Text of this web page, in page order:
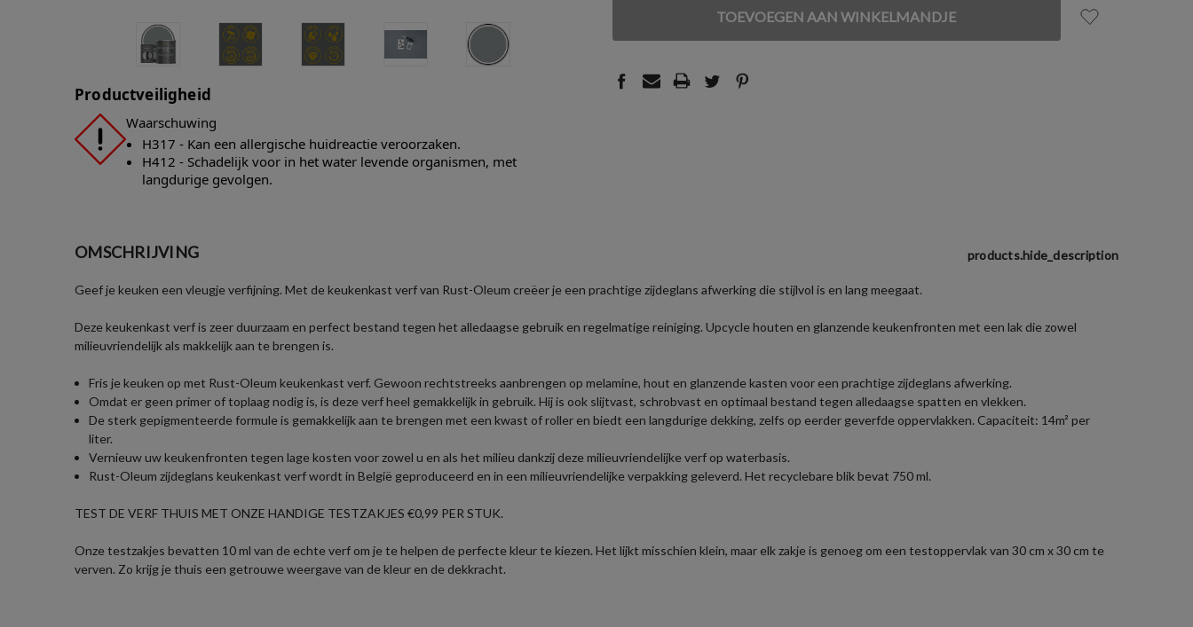
Productveiligheid
Waarschuwing
H317 - Kan een allergische huidreactie veroorzaken.
H412 - Schadelijk voor in het water levende organismen, met
langdurige gevolgen.
UNDEFINEDUNDEFINED
OMSCHRIJVING products.hide_description
Geef je keuken een vleugje verfijning. Met de keukenkast verf van Rust-Oleum creëer je een prachtige zijdeglans afwerking die stijlvol is en lang meegaat.
Deze keukenkast verf is zeer duurzaam en perfect bestand tegen het alledaagse gebruik en regelmatige reiniging. Upcycle houten en glanzende keukenfronten met een lak die zowel
milieuvriendelijk als makkelijk aan te brengen is.
Fris je keuken op met Rust-Oleum keukenkast verf. Gewoon rechtstreeks aanbrengen op melamine, hout en glanzende kasten voor een prachtige zijdeglans afwerking.
Omdat er geen primer of toplaag nodig is, is deze verf heel gemakkelijk in gebruik. Hij is ook slijtvast, schrobvast en optimaal bestand tegen alledaagse spatten en vlekken.
De sterk gepigmenteerde formule is gemakkelijk aan te brengen met een kwast of roller en biedt een langdurige dekking, zelfs op eerder geverfde oppervlakken. Capaciteit: 14m² per
liter.
Vernieuw uw keukenfronten tegen lage kosten voor zowel u en als het milieu dankzij deze milieuvriendelijke verf op waterbasis.
Rust-Oleum zijdeglans keukenkast verf wordt in België geproduceerd en in een milieuvriendelijke verpakking geleverd. Het recyclebare blik bevat 750 ml.
TEST DE VERF THUIS MET ONZE HANDIGE TESTZAKJES €0,99 PER STUK.
Onze testzakjes bevatten 10 ml van de echte verf om je te helpen de perfecte kleur te kiezen. Het lijkt misschien klein, maar elk zakje is genoeg om een testoppervlak van 30 cm x 30 cm te
verven. Zo krijg je thuis een getrouwe weergave van de kleur en de dekkracht.